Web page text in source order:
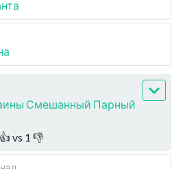
Смешанный Парный
👍 vs 1 👎